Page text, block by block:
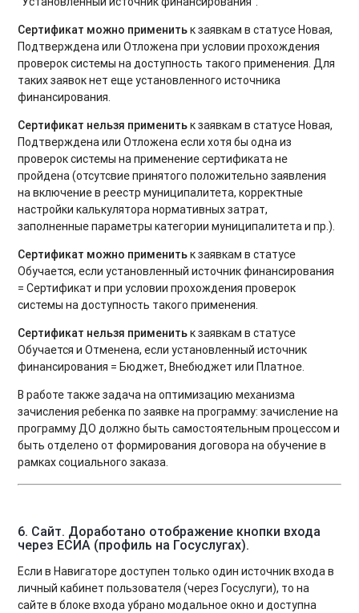
Сертификат можно применитьк заявкам в статусе Новая,
Подтверждена или Отложена при условии прохождения
проверок системы на доступность такого применения. Для
таких заявок нет еще установленного источника
финансирования.
Сертификат нельзя применитьк заявкам в статусе Новая,
Подтверждена или Отложена если хотя бы одна из
проверок системы на применение сертификата не
пройдена (отсутсвие принятого положительно заявления
на включение в реестр муниципалитета, корректные
настройки калькулятора нормативных затрат,
заполненные параметры категории муниципалитета и пр.).
Сертификат можно применитьк заявкам в статусе
Обучается, если установленный источник финансирования
= Сертификат и при условии прохождения проверок
системы на доступность такого применения.
Сертификат нельзя применитьк заявкам в статусе
Обучается и Отменена, если установленный источник
финансирования = Бюджет, Внебюджет или Платное.
В работе также задача на оптимизацию механизма
зачисления ребенка по заявке на программу: зачисление на
программу ДО должно быть самостоятельным процессом и
быть отделено от формирования договора на обучение в
рамках социального заказа.
6. Сайт. Доработано отображение кнопки входа
через ЕСИА (профиль на Госуслугах).
Если в Навигаторе доступен только один источник входа в
личный кабинет пользователя (через Госуслуги), то на
сайте в блоке входа убрано модальное окно и доступна